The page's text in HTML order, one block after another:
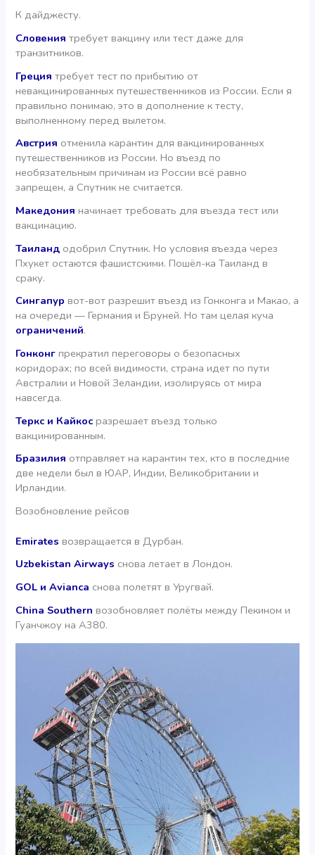
К дайджесту.
Словения требует вакцину или тест даже для
транзитников.
Греция требует тест по прибытию от
невакцинированных путешественников из России. Если я
правильно понимаю, это в дополнение к тесту,
выполненному перед вылетом.
Австрия отменила карантин для вакцинированных
путешественников из России. Но въезд по
необязательным причинам из России всё равно
запрещен, а Спутник не считается.
Македония начинает требовать для въезда тест или
вакцинацию.
Таиланд одобрил Спутник. Но условия въезда через
Пхукет остаются фашистскими. Пошёл-ка Таиланд в
сраку.
Сингапур вот-вот разрешит въезд из Гонконга и Макао, а
на очереди — Германия и Бруней. Но там целая куча
ограничений.
Гонконг прекратил переговоры о безопасных
коридорах; по всей видимости, страна идет по пути
Австралии и Новой Зеландии, изолируясь от мира
навсегда.
Теркс и Кайкос разрешает въезд только
вакцинированным.
Бразилия отправляет на карантин тех, кто в последние
две недели был в ЮАР, Индии, Великобритании и
Ирландии.
Возобновление рейсов
Emirates возвращается в Дурбан.
Uzbekistan Airways снова летает в Лондон.
GOL и Avianca снова полетят в Уругвай.
China Southern возобновляет полёты между Пекином и
Гуанчжоу на А380.